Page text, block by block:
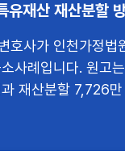
유재산 재산분할
호사가 인천가정
사례입니다. 원고
재산분할 7,726만
채무 구조를 적극